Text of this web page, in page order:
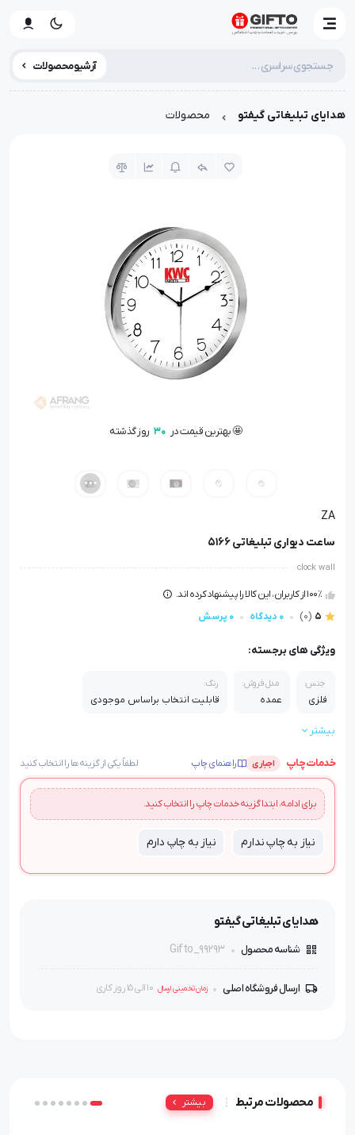
آرشیو محصولات
هدایای تبلیغاتی گیفتو محصولات
🤩 بهترین قیمت در 30 روز گذشته
ZA
ساعت دیواری تبلیغاتی 5166
clock wall
100٪ از کاربران، این کالا را پیشنهاد کرده اند.
5
(0) 0 دیدگاه 0 پرسش
ویژگی های برجسته:
جنس:
فلزی
مدل فروش:
عمده
رنگ:
قابلیت انتخاب براساس موجودی
ضمانت:
بیشتر
خدمات چاپ اجباری راهنمای چاپ لطفاً یکی از گزینه‌ها را انتخاب کنید
برای ادامه، ابتدا گزینه خدمات چاپ را انتخاب کنید.
نیاز به چاپ ندارم نیاز به چاپ دارم
هدایای تبلیغاتی گیفتو
شناسه محصول Gifto_99293
ارسال فروشگاه اصلی زمان تخمینی ارسال
محصولات مرتبط بیشتر